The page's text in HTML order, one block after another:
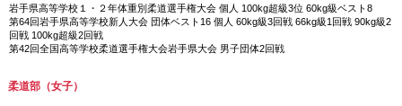
岩手県高等学校１・２年体重別柔道選手権大会 個人 100kg超級3位 60kg級ベスト8
第64回岩手県高等学校新人大会 団体ベスト16 個人 60kg級3回戦 66kg級1回戦 90kg級2
回戦 100kg超級2回戦
第42回全国高等学校柔道選手権大会岩手県大会 男子団体2回戦
柔道部（女子）